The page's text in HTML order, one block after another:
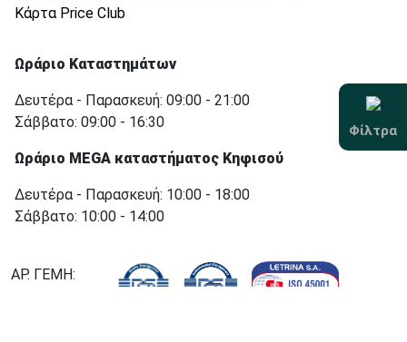
Φίλτρα
Κάρτα Price Club
Ωράριο Καταστημάτων
Δευτέρα - Παρασκευή: 09:00 - 21:00
Σάββατο: 09:00 - 16:30
Ωράριο MEGA καταστήματος Κηφισού
Δευτέρα - Παρασκευή: 10:00 - 18:00
Σάββατο: 10:00 - 14:00
ΑΡ. ΓΕΜΗ: